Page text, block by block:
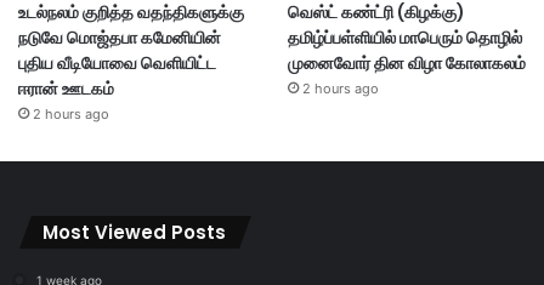
உடல்நலம் குறித்த வதந்திகளுக்கு
நடுவே மொஜ்தபா கமேனியின்
புதிய வீடியோவை வெளியிட்ட
ஈரான் ஊடகம்
2 hours ago
வெஸ்ட் கண்ட்ரி (கிழக்கு)
தமிழ்ப்பள்ளியில் மாபெரும் தொழில்
முனைவோர் தின விழா கோலாகலம்
2 hours ago
Most Viewed Posts
1 week ago